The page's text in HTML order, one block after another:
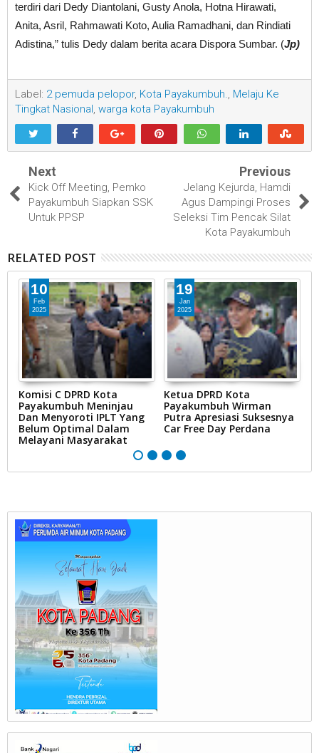
terdiri dari Dedy Diantolani, Gusty Anola, Hotna Hirawati,
Anita, Asril, Rahmawati Koto, Aulia Ramadhani, dan Rindiati
Adistina,” tulis Dedy dalam berita acara Dispora Sumbar. (Jp)
Label: 2 pemuda pelopor, Kota Payakumbuh., Melaju Ke
Tingkat Nasional, warga kota Payakumbuh
Next
Kick Off Meeting, Pemko
Payakumbuh Siapkan SSK
Untuk PPSP
Previous
Jelang Kejurda, Hamdi
Agus Dampingi Proses
Seleksi Tim Pencak Silat
Kota Payakumbuh
RELATED POST
10
Feb
2025
Komisi C DPRD Kota
Payakumbuh Meninjau
Dan Menyoroti IPLT Yang
Belum Optimal Dalam
Melayani Masyarakat
19
Jan
2025
Ketua DPRD Kota
Payakumbuh Wirman
Putra Apresiasi Suksesnya
Car Free Day Perdana